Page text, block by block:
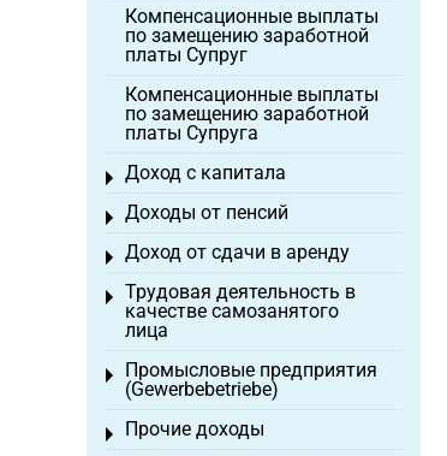
Компенсационные выплаты
по замещению заработной
платы Супруг
Компенсационные выплаты
по замещению заработной
платы Супруга
Доход с капитала
Toggle menu
Доходы от пенсий
Toggle menu
Доход от сдачи в аренду
Toggle menu
Трудовая деятельность в
качестве самозанятого
лица
Toggle menu
Промысловые предприятия
(Gewerbebetriebe)
Toggle menu
Прочие доходы
Toggle menu